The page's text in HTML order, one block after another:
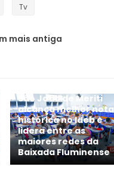
Tv
mais antiga
São João de Meriti
alcança melhor nota
histórica no Ideb e
lidera entre as
maiores redes da
Baixada Fluminense